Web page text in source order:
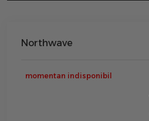
Northwave
momentan indisponibil